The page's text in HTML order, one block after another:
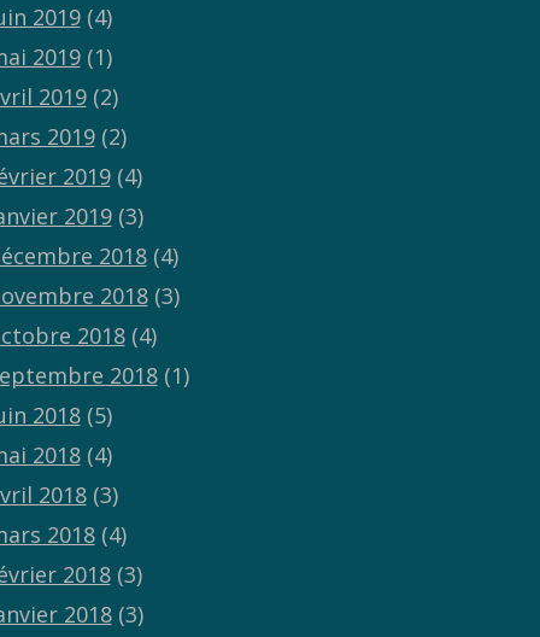
2019(4)
2019(1)
2019(2)
2019(2)
2019(4)
2019(3)
2018(4)
2018(3)
2018(4)
2018(1)
2018(5)
2018(4)
2018(3)
2018(4)
2018(3)
2018(3)